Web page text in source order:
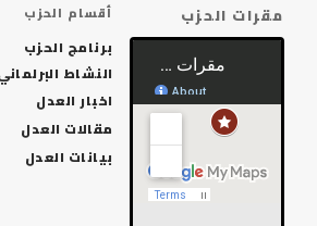
الحزب أقسام الحزب
برنامج الحزب
النشاط البرلماني
اخبار العدل
مقالات العدل
بيانات العدل